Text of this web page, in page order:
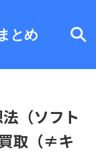
とめ
（ソフト
取（≠キ